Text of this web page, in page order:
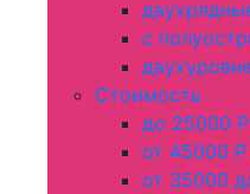
с
Стоимость
до 25000 Р
от 45000 Р
от 35000